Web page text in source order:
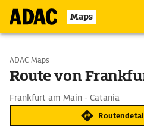
Maps
Start wählen
ADAC Maps
Route von
Frankfurt am Main - Catania